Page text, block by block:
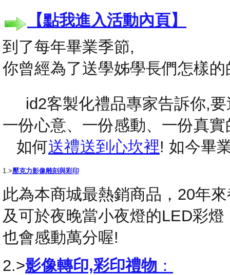
【點我進入活動內頁】
到了每年畢業季節,
你曾經為了送學姊學長們怎樣
id2客製化禮品專家告訴你,要
一份心意、一份感動、一份真
如何送禮送到心坎裡! 如今畢
1.>壓克力影像雕刻與彩印
此為本商城最熱銷商品，20年
及可於夜晚當小夜燈的LED彩
也會感動萬分喔!
2.>影像轉印,彩印禮物 ：